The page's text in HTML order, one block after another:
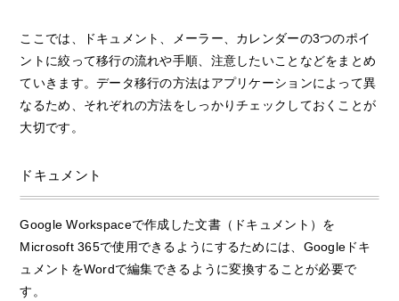
ここでは、ドキュメント、メーラー、カレンダーの3つのポイ
ントに絞って移行の流れや手順、注意したいことなどをまとめ
ていきます。データ移行の方法はアプリケーションによって異
なるため、それぞれの方法をしっかりチェックしておくことが
大切です。
ドキュメント
Google Workspaceで作成した文書（ドキュメント）を
Microsoft 365で使用できるようにするためには、Googleドキ
ュメントをWordで編集できるように変換することが必要で
す。